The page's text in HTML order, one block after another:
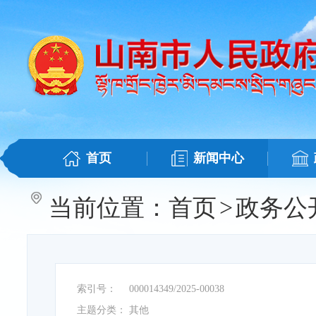
首页 新闻中心
当前位置： 首页>政务公
索引号：
000014349/2025-00038
主题分类：
其他